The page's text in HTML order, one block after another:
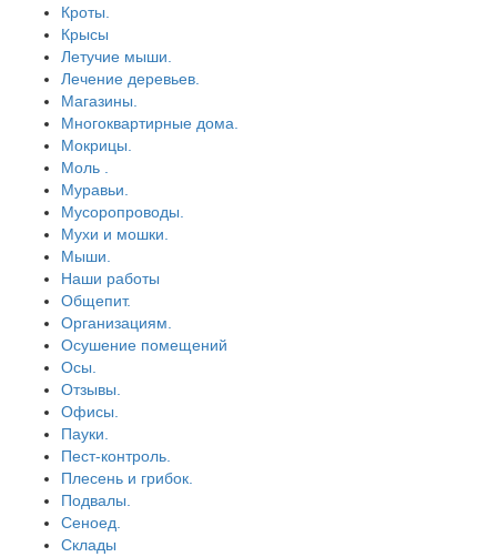
Кроты.
Крысы
Летучие мыши.
Лечение деревьев.
Магазины.
Многоквартирные дома.
Мокрицы.
Моль .
Муравьи.
Мусоропроводы.
Мухи и мошки.
Мыши.
Наши работы
Общепит.
Организациям.
Осушение помещений
Осы.
Отзывы.
Офисы.
Пауки.
Пест-контроль.
Плесень и грибок.
Подвалы.
Сеноед.
Склады